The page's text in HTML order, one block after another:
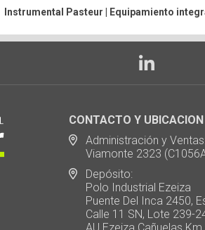
Instrumental Pasteur | Equipamiento
CONTACTO Y UBICACION
Administración y Ventas:
Viamonte 2323
Depósito:
Polo Industrial Ezeiza
Puente Del Inca 2450,
Calle 11 SN, Lote 239-